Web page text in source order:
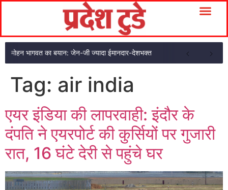
मोहन भागवत का बयान: जेन-जी ज्यादा ईमानदार-देशभक्त
Tag: air india
एयर इंडिया की लापरवाही: इंदौर के
दंपति ने एयरपोर्ट की कुर्सियों पर गुजारी
रात, 16 घंटे देरी से पहुंचे घर